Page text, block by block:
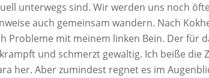
unterwegs sind. Wir werden uns noch
auch gemeinsam wandern. Nach
Probleme mit meinem linken Bein. Der für
und schmerzt gewaltig. Ich beiße
her. Aber zumindest regnet es im